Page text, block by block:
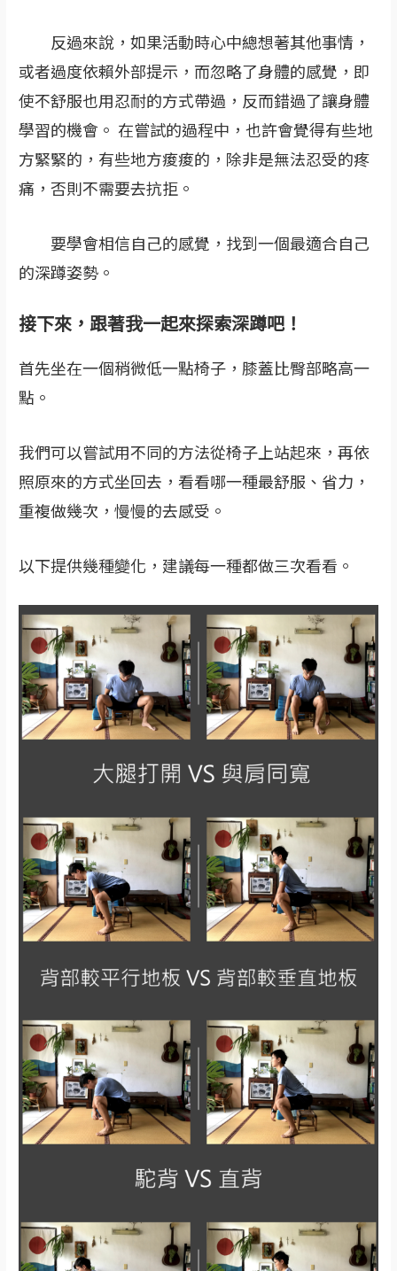
反過來說，如果活動時心中總想著其他事情，
或者過度依賴外部提示，而忽略了身體的感覺，即
使不舒服也用忍耐的方式帶過，反而錯過了讓身體
學習的機會。 在嘗試的過程中，也許會覺得有些地
方緊緊的，有些地方痠痠的，除非是無法忍受的疼
痛，否則不需要去抗拒。
要學會相信自己的感覺，找到一個最適合自己
的深蹲姿勢。
接下來，跟著我一起來探索深蹲吧！
首先坐在一個稍微低一點椅子，膝蓋比臀部略高一
點。
我們可以嘗試用不同的方法從椅子上站起來，再依
照原來的方式坐回去，看看哪一種最舒服、省力，
重複做幾次，慢慢的去感受。
以下提供幾種變化，建議每一種都做三次看看。